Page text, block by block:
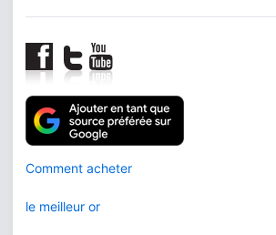
Comment acheter
le meilleur or